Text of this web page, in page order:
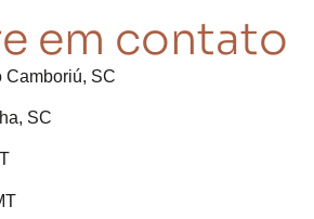
em contato
Camboriú, SC
SC